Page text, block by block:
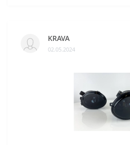
KRAVA
02.05.2024